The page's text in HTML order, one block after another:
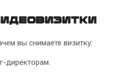
вы снимаете визитку:
директорам.